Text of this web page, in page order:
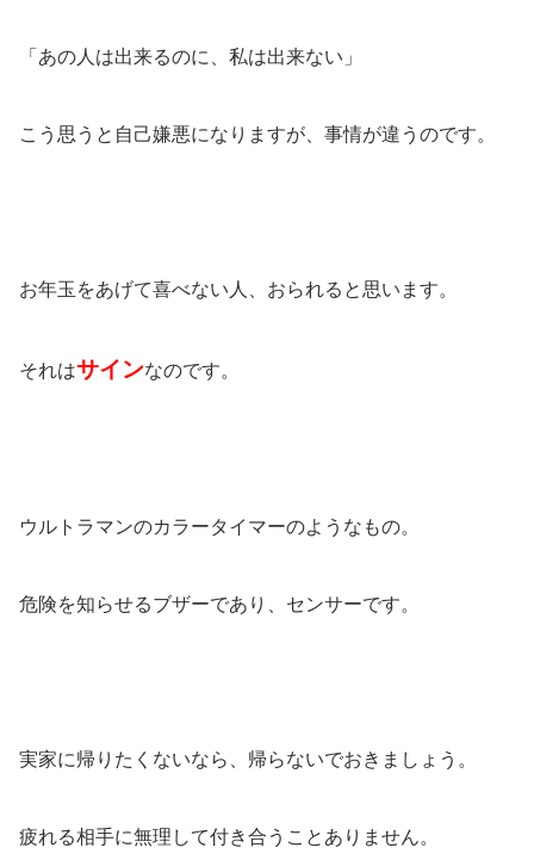
「あの人は出来るのに、私は出来ない」
こう思うと自己嫌悪になりますが、事情が違うのです。
お年玉をあげて喜べない人、おられると思います。
それはサインなのです。
ウルトラマンのカラータイマーのようなもの。
危険を知らせるブザーであり、センサーです。
実家に帰りたくないなら、帰らないでおきましょう。
疲れる相手に無理して付き合うことありません。